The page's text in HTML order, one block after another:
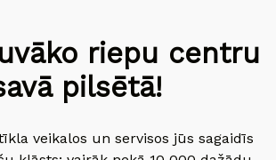
riepu centru
pilsētā!
veikalos un servisos jūs sagaidīs